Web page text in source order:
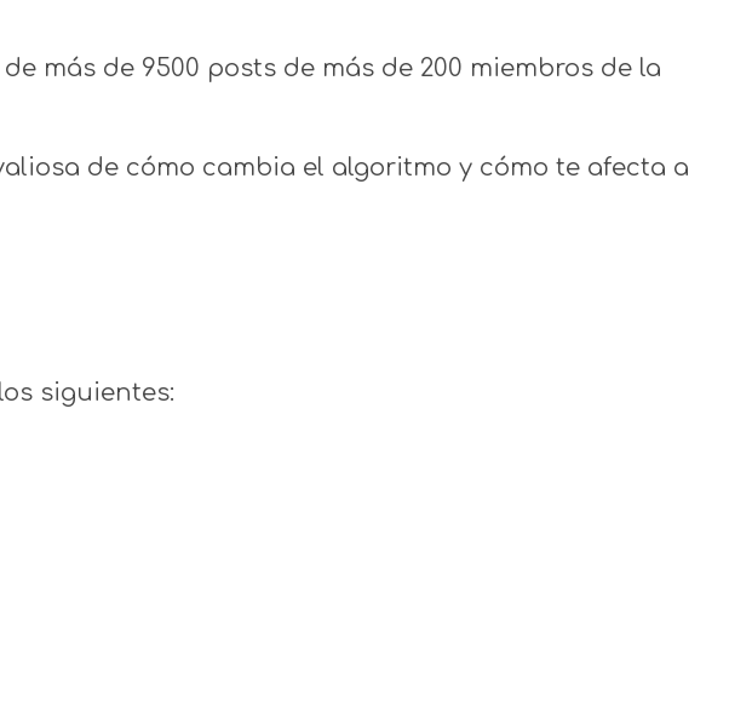
más de 9500 posts de más de 200 miembros de la
de cómo cambia el algoritmo y cómo te afecta a
siguientes: